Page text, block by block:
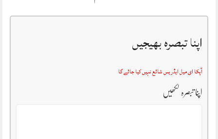
اپنا تبصرہ بھیجیں
آپکا ای میل ایڈریس شائع نہیں کیا جائے گا
اپنا تبصرہ لکھیں